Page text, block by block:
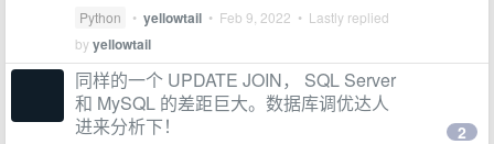
Python • yellowtail • Feb 9, 2022 • Lastly replied
byyellowtail
同样的一个 UPDATE JOIN， SQL Server
和 MySQL 的差距巨大。数据库调优达人
进来分析下！
2